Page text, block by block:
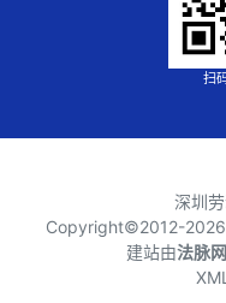
扫
深圳
Copyright©2012-
建站由法脉网